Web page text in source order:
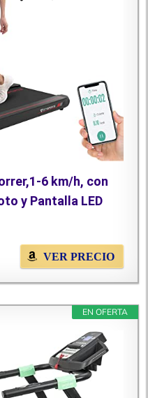
6 km/h, con
y Pantalla LED
VER PRECIO
EN OFERTA